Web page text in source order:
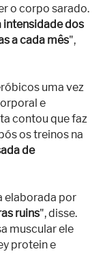
o corpo sarado.
intensidade dos
a cada mês",
uma vez
e
contou que faz
os treinos na
de
elaborada por
ruins", disse.
muscular ele
protein e